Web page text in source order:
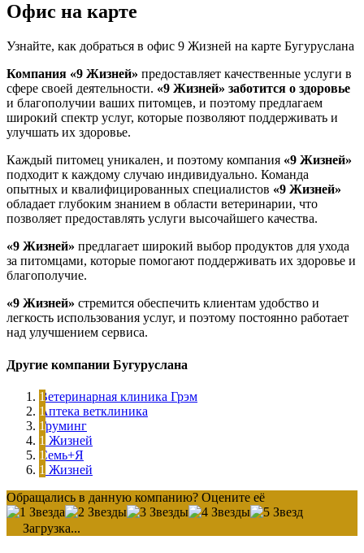
Офис на карте
Узнайте, как добраться в офис 9 Жизней на карте Бугуруслана
Компания «9 Жизней» предоставляет качественные услуги в
сфере своей деятельности. «9 Жизней» заботится о здоровье
и благополучии ваших питомцев, и поэтому предлагаем
широкий спектр услуг, которые позволяют поддерживать и
улучшать их здоровье.
Каждый питомец уникален, и поэтому компания «9 Жизней»
подходит к каждому случаю индивидуально. Команда
опытных и квалифицированных специалистов «9 Жизней»
обладает глубоким знанием в области ветеринарии, что
позволяет предоставлять услуги высочайшего качества.
«9 Жизней» предлагает широкий выбор продуктов для ухода
за питомцами, которые помогают поддерживать их здоровье и
благополучие.
«9 Жизней» стремится обеспечить клиентам удобство и
легкость использования услуг, и поэтому постоянно работает
над улучшением сервиса.
Другие компании Бугуруслана
Ветеринарная клиника Грэм
Аптека ветклиника
Груминг
9 Жизней
Семь+Я
9 Жизней
Обращались в данную компанию? Оцените её
Загрузка...